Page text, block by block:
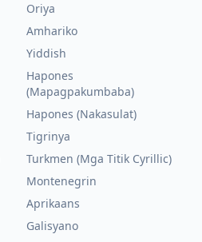
Oriya
Amhariko
Yiddish
Hapones
(Mapagpakumbaba)
Hapones (Nakasulat)
Tigrinya
Turkmen (Mga Titik Cyrillic)
Montenegrin
Aprikaans
Galisyano